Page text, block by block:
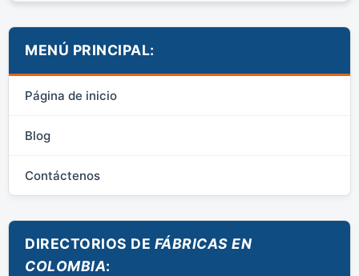
MENÚ PRINCIPAL:
Página de inicio
Blog
Contáctenos
DIRECTORIOS DE FÁBRICAS EN
COLOMBIA: